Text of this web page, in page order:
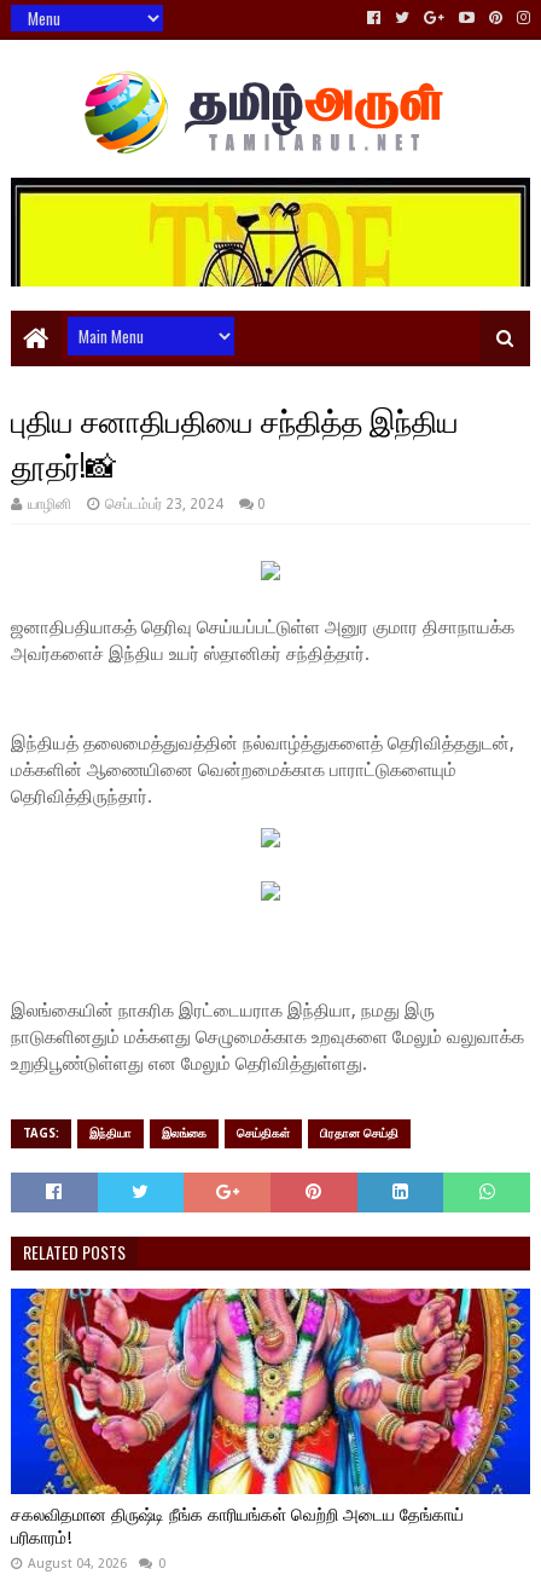
புதிய சனாதிபதியை சந்தித்த இந்திய
தூதர்!📸
யாழினி செப்டம்பர் 23, 2024 0
ஜனாதிபதியாகத் தெரிவு செய்யப்பட்டுள்ள அனுர குமார திசாநாயக்க
அவர்களைச் இந்திய உயர் ஸ்தானிகர் சந்தித்தார்.
இந்தியத் தலைமைத்துவத்தின் நல்வாழ்த்துகளைத் தெரிவித்ததுடன்,
மக்களின் ஆணையினை வென்றமைக்காக பாராட்டுகளையும்
தெரிவித்திருந்தார்.
இலங்கையின் நாகரிக இரட்டையராக இந்தியா, நமது இரு
நாடுகளினதும் மக்களது செழுமைக்காக உறவுகளை மேலும் வலுவாக்க
உறுதிபூண்டுள்ளது என மேலும் தெரிவித்துள்ளது.
TAGS: இந்தியா இலங்கை செய்திகள் பிரதான செய்தி
RELATED POSTS
சகலவிதமான திருஷ்டி நீங்க காரியங்கள் வெற்றி அடைய தேங்காய்
பரிகாரம்!
August 04, 2026 0